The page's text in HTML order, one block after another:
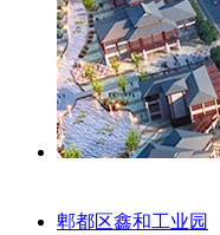
郫都区鑫和工业园